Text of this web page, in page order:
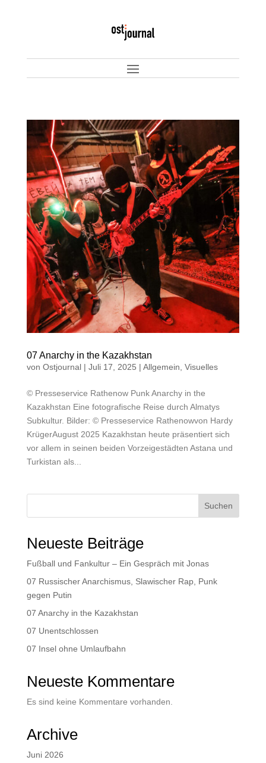
07 Anarchy in the Kazakhstan
von Ostjournal| Juli 17, 2025 | Allgemein, Visuelles
© Presseservice Rathenow Punk Anarchy in the
Kazakhstan Eine fotografische Reise durch Almatys
Subkultur. Bilder: © Presseservice Rathenowvon Hardy
KrügerAugust 2025 Kazakhstan heute präsentiert sich
vor allem in seinen beiden Vorzeigestädten Astana und
Turkistan als...
Suchen
Neueste Beiträge
Fußball und Fankultur – Ein Gespräch mit Jonas
07 Russischer Anarchismus, Slawischer Rap, Punk
gegen Putin
07 Anarchy in the Kazakhstan
07 Unentschlossen
07 Insel ohne Umlaufbahn
Neueste Kommentare
Es sind keine Kommentare vorhanden.
Archive
Juni 2026